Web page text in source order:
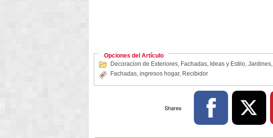
Opciones del Artículo
Decoracion de Exteriores, Fachadas, Ideas y Estilo, Jardines,
Fachadas, ingresos hogar, Recibidor
Shares